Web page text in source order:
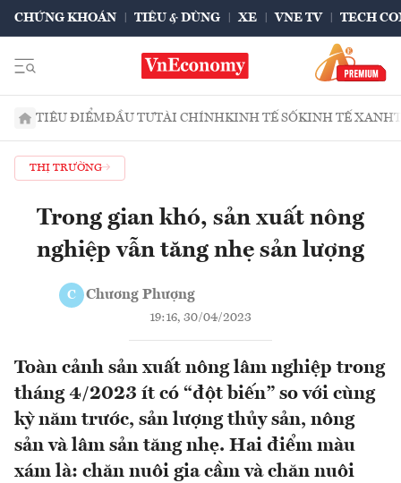
CHỨNG KHOÁN TIÊU & DÙNG XE VNE TV TECH
TIÊU ĐIỂMĐẦU TƯTÀI CHÍNHKINH TẾ SỐKINH TẾ XANH
THỊ TRƯỜNG
Trong gian khó, sản xuất nông
nghiệp vẫn tăng nhẹ sản lượng
C Chương Phượng
19:16, 30/04/2023
Toàn cảnh sản xuất nông lâm nghiệp trong
tháng 4/2023 ít có “đột biến” so với cùng
kỳ năm trước, sản lượng thủy sản, nông
sản và lâm sản tăng nhẹ. Hai điểm màu
xám là: chăn nuôi gia cầm và chăn nuôi